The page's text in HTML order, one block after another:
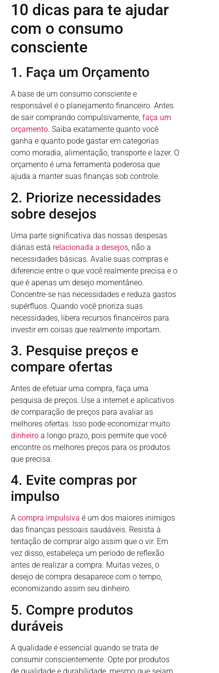
10 dicas para te ajudar
com o consumo
consciente
1. Faça um Orçamento
A base de um consumo consciente e
responsável é o planejamento financeiro. Antes
de sair comprando compulsivamente,faça um
orçamento. Saiba exatamente quanto você
ganha e quanto pode gastar em categorias
como moradia, alimentação, transporte e lazer. O
orçamento é uma ferramenta poderosa que
ajuda a manter suas finanças sob controle.
2. Priorize necessidades
sobre desejos
Uma parte significativa das nossas despesas
diárias está relacionada a desejos , não a
necessidades básicas. Avalie suas compras e
diferencie entre o que você realmente precisa e o
que é apenas um desejo momentâneo.
Concentre-se nas necessidades e reduza gastos
supérfluos. Quando você prioriza suas
necessidades, libera recursos financeiros para
investir em coisas que realmente importam.
3. Pesquise preços e
compare ofertas
Antes de efetuar uma compra, faça uma
pesquisa de preços. Use a internet e aplicativos
de comparação de preços para avaliar as
melhores ofertas. Isso pode economizar muito
dinheiro a longo prazo, pois permite que você
encontre os melhores preços para os produtos
que precisa.
4. Evite compras por
impulso
Acompra impulsiva é um dos maiores inimigos
das finanças pessoais saudáveis. Resista à
tentação de comprar algo assim que o vir. Em
vez disso, estabeleça um período de reflexão
antes de realizar a compra. Muitas vezes, o
desejo de compra desaparece com o tempo,
economizando assim seu dinheiro.
5. Compre produtos
duráveis
A qualidade é essencial quando se trata de
consumir conscientemente. Opte por produtos